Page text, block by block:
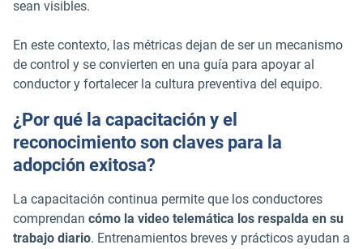
sean visibles.
En este contexto, las métricas dejan de ser un mecanismo
de control y se convierten en una guía para apoyar al
conductor y fortalecer la cultura preventiva del equipo.
¿Por qué la capacitación y el
reconocimiento son claves para la
adopción exitosa?
La capacitación continua permite que los conductores
comprendan cómo la video telemática los respalda en su
trabajo diario. Entrenamientos breves y prácticos ayudan a